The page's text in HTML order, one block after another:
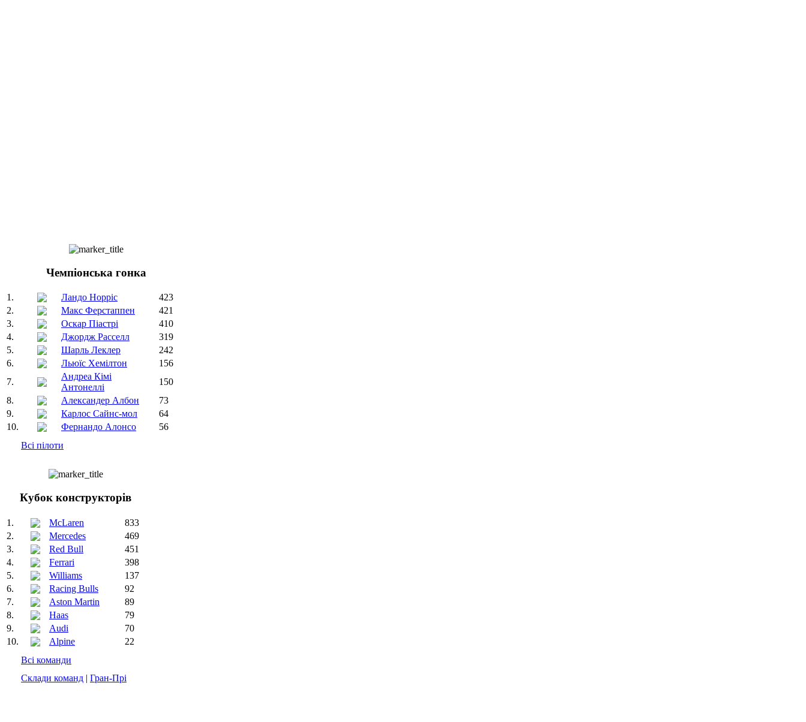
Чемпіонська гонка
1. Ландо Норріс
423
2.
Макс Ферстаппен
421
3.
Оскар Піастрі
410
4.
Джордж Расселл
319
5.
Шарль Леклер
242
6.
Льюїс Хемілтон
156
7.
Андреа Кімі
Антонеллі
150
8.
Александер Албон
73
9.
Карлос Сайнс-мол
64
10.
Фернандо Алонсо
56
Всі пілоти
Кубок конструкторів
1. McLaren
833
2.
Mercedes
469
3.
Red Bull
451
4.
Ferrari
398
5.
Williams
137
6.
Racing Bulls
92
7.
Aston Martin
89
8.
Haas
79
9.
Audi
70
10.
Alpine
22
Всі команди
Склади команд | Гран-Прі